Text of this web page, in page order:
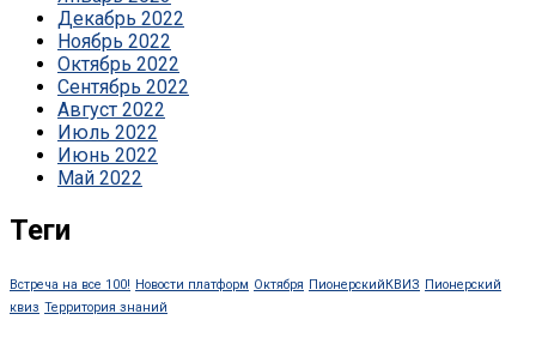
Декабрь 2022
Ноябрь 2022
Октябрь 2022
Сентябрь 2022
Август 2022
Июль 2022
Июнь 2022
Май 2022
Теги
Встреча на все 100! Новости платформ Октября ПионерскийКВИЗ Пионерский
квиз Территория знаний